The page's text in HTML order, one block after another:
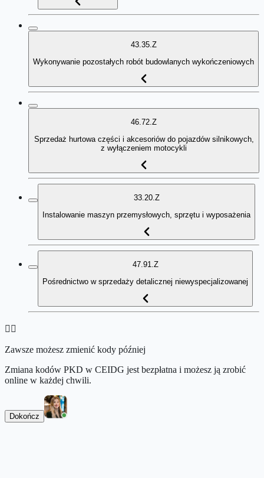
43.35.Z
Wykonywanie pozostałych robót budowlanych wykończeniowych
46.72.Z
Sprzedaż hurtowa części i akcesoriów do pojazdów silnikowych,
z wyłączeniem motocykli
33.20.Z
Instalowanie maszyn przemysłowych, sprzętu i wyposażenia
47.91.Z
Pośrednictwo w sprzedaży detalicznej niewyspecjalizowanej
👉🏻
Zawsze możesz zmienić kody później
Zmiana kodów PKD w CEIDG jest bezpłatna i możesz ją zrobić
online w każdej chwili.
Dokończ